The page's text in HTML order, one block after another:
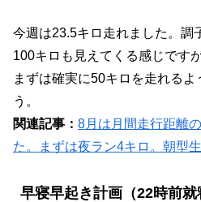
今週は23.5キロ走れました。調
100キロも見えてくる感じですが
まずは確実に50キロを走れるよ
う。
関連記事： 8月は月間走行距離
た。まずは夜ラン4キロ。朝型
早寝早起き計画（22時前就